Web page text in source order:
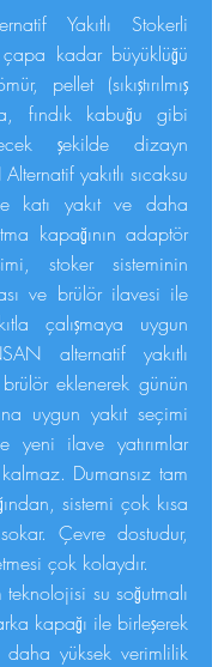
Yakıtlı Stokerli
kadar büyüklüğü
pellet (sıkıştırılmış
fındık kabuğu gibi
şekilde dizayn
yakıtlı sıcaksu
katı yakıt ve daha
kapağının adaptör
stoker sisteminin
ve brülör ilavesi ile
çalışmaya uygun
alternatif yakıtlı
eklenerek günün
uygun yakıt seçimi
yeni ilave yatırımlar
Dumansız tam
sistemi çok kısa
Çevre dostudur,
çok kolaydır.
su soğutmalı
kapağı ile birleşerek
yüksek verimlilik